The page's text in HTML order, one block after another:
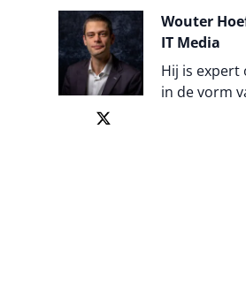
Wouter
IT Media
Hij is expert
in de vorm